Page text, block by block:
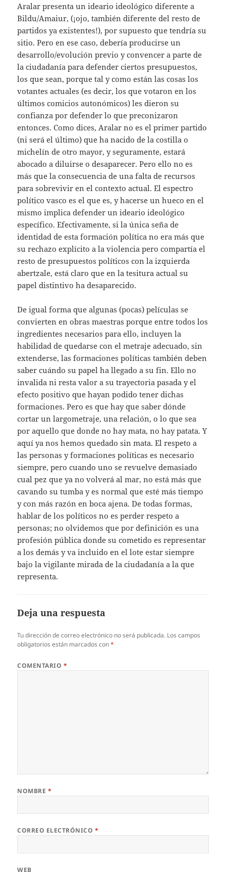
Aralar presenta un ideario ideológico diferente a
Bildu/Amaiur, (¡ojo, también diferente del resto de
partidos ya existentes!), por supuesto que tendría su
sitio. Pero en ese caso, debería producirse un
desarrollo/evolución previo y convencer a parte de
la ciudadanía para defender ciertos presupuestos,
los que sean, porque tal y como están las cosas los
votantes actuales (es decir, los que votaron en los
últimos comicios autonómicos) les dieron su
confianza por defender lo que preconizaron
entonces. Como dices, Aralar no es el primer partido
(ni será el último) que ha nacido de la costilla o
michelín de otro mayor, y seguramente, estará
abocado a diluirse o desaparecer. Pero ello no es
más que la consecuencia de una falta de recursos
para sobrevivir en el contexto actual. El espectro
político vasco es el que es, y hacerse un hueco en el
mismo implica defender un ideario ideológico
específico. Efectivamente, si la única seña de
identidad de esta formación política no era más que
su rechazo explícito a la violencia pero compartía el
resto de presupuestos políticos con la izquierda
abertzale, está claro que en la tesitura actual su
papel distintivo ha desaparecido.
De igual forma que algunas (pocas) películas se
convierten en obras maestras porque entre todos los
ingredientes necesarios para ello, incluyen la
habilidad de quedarse con el metraje adecuado, sin
extenderse, las formaciones políticas también deben
saber cuándo su papel ha llegado a su fin. Ello no
invalida ni resta valor a su trayectoria pasada y el
efecto positivo que hayan podido tener dichas
formaciones. Pero es que hay que saber dónde
cortar un largometraje, una relación, o lo que sea
por aquello que donde no hay mata, no hay patata. Y
aquí ya nos hemos quedado sin mata. El respeto a
las personas y formaciones políticas es necesario
siempre, pero cuando uno se revuelve demasiado
cual pez que ya no volverá al mar, no está más que
cavando su tumba y es normal que esté más tiempo
y con más razón en boca ajena. De todas formas,
hablar de los políticos no es perder respeto a
personas; no olvidemos que por definición es una
profesión pública donde su cometido es representar
a los demás y va incluido en el lote estar siempre
bajo la vigilante mirada de la ciudadanía a la que
representa.
Deja una respuesta
Tu dirección de correo electrónico no será publicada. Los campos
obligatorios están marcados con*
COMENTARIO *
NOMBRE *
CORREO ELECTRÓNICO *
WEB